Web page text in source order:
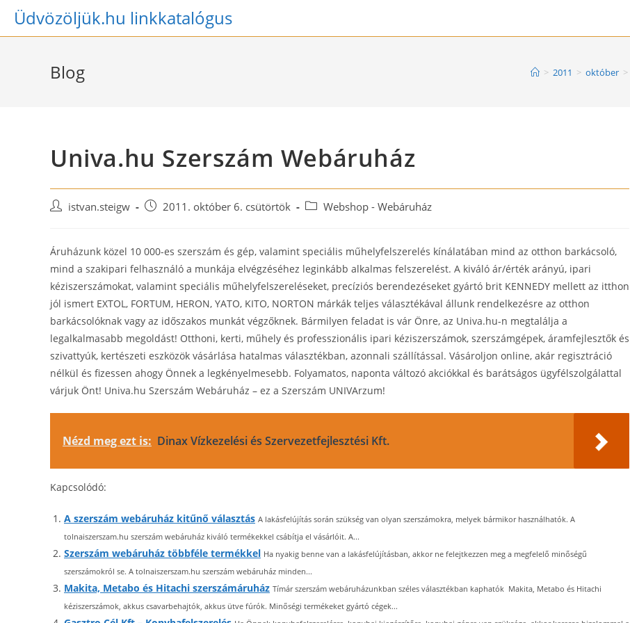
SkipÜdvözöljük.hu linkkatalógus
Blog > 2011 > október >
Univa.hu Szerszám Webáruház
Post istvan.steigw
Post 2011. október 6. csütörtök
PostWebshop - Webáruház
Áruházunk közel 10 000-es szerszám és gép, valamint speciális műhelyfelszerelés kínálatában mind az otthon barkácsoló,
mind a szakipari felhasználó a munkája elvégzéséhez leginkább alkalmas felszerelést. A kiváló ár/érték arányú, ipari
kéziszerszámokat, valamint speciális műhelyfelszereléseket, precíziós berendezéseket gyártó brit KENNEDY mellett az itthon
jól ismert EXTOL, FORTUM, HERON, YATO, KITO, NORTON márkák teljes választékával állunk rendelkezésre az otthon
barkácsolóknak vagy az időszakos munkát végzőknek. Bármilyen feladat is vár Önre, az Univa.hu-n megtalálja a
legalkalmasabb megoldást! Otthoni, kerti, műhely és professzionális ipari kéziszerszámok, szerszámgépek, áramfejlesztők és
szivattyúk, kertészeti eszközök vásárlása hatalmas választékban, azonnali szállítással. Vásároljon online, akár regisztráció
nélkül és fizessen ahogy Önnek a legkényelmesebb. Folyamatos, naponta változó akciókkal és barátságos ügyfélszolgálattal
várjuk Önt! Univa.hu Szerszám Webáruház – ez a Szerszám UNIVArzum!
Nézd meg ezt is: Dinax Vízkezelési és Szervezetfejlesztési Kft.
Kapcsolódó:
A szerszám webáruház kitűnő választás A lakásfelújítás során szükség van olyan szerszámokra, melyek bármikor használhatók. A
tolnaiszerszam.hu szerszám webáruház kiváló termékekkel csábítja el vásárlóit. A...
Szerszám webáruház többféle termékkel Ha nyakig benne van a lakásfelújításban, akkor ne felejtkezzen meg a megfelelő minőségű
szerszámokról se. A tolnaiszerszam.hu szerszám webáruház minden...
Makita, Metabo és Hitachi szerszámáruház Tímár szerszám webáruházunkban széles választékban kaphatók Makita, Metabo és Hitachi
kéziszerszámok, akkus csavarbehajtók, akkus ütve fúrók. Minőségi termékeket gyártó cégek...